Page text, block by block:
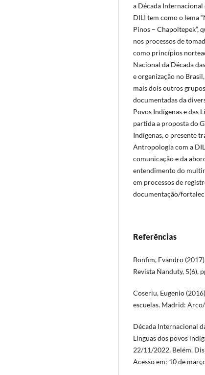
a Década Internacional
DILI tem como o lema
Pinos – Chapoltepek”,
nos processos de
como princípios
Nacional da Década
e organização no
mais dois outros
documentadas da
Povos Indígenas e das
partida a proposta do
Indígenas, o presente
Antropologia com a
comunicação e da
entendimento do
em processos de
documentação/
Referências
Bonfim, Evandro
Revista Ñanduty, 5(6),
Coseriu, Eugenio
escuelas. Madrid:
Década Internacional
Línguas dos povos
22/11/2022, Belém.
Acesso em: 10 de